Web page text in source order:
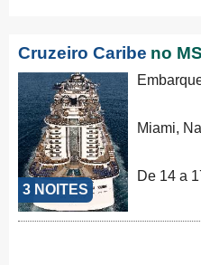
Cruzeiro Caribe no
3 NOITES
Miami,
De 14 a